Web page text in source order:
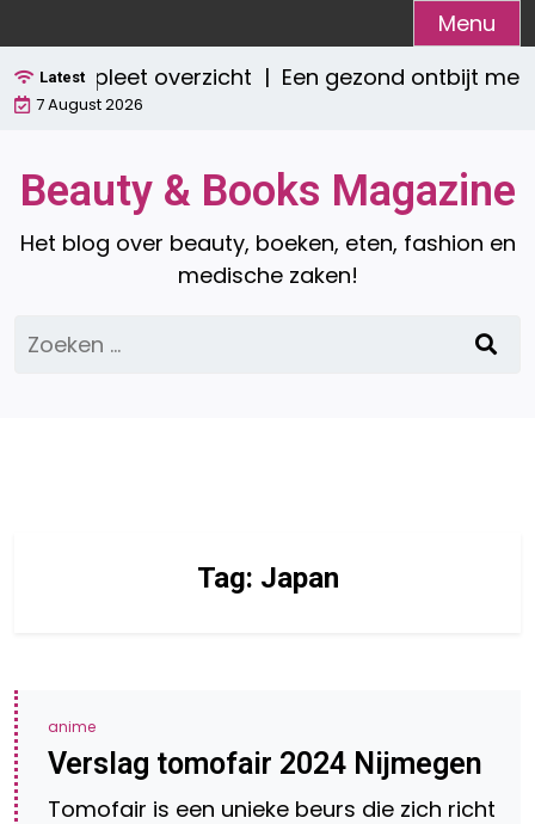
naar
de
inhoud
Menu
Latest
compleet overzicht |Een gezond ontbijt
7 August 2026
Beauty & Books Magazine
Het blog over beauty, boeken, eten, fashion en
medische zaken!
Zoeken
naar:
Tag: Japan
anime
Verslag tomofair 2024 Nijmegen
Tomofair is een unieke beurs die zich richt